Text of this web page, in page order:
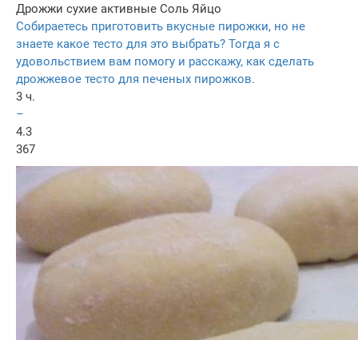
Дрожжи сухие активные Соль Яйцо
Собираетесь приготовить вкусные пирожки, но не
знаете какое тесто для это выбрать? Тогда я с
удовольствием вам помогу и расскажу, как сделать
дрожжевое тесто для печеных пирожков.
3 ч.
–
4.3
367